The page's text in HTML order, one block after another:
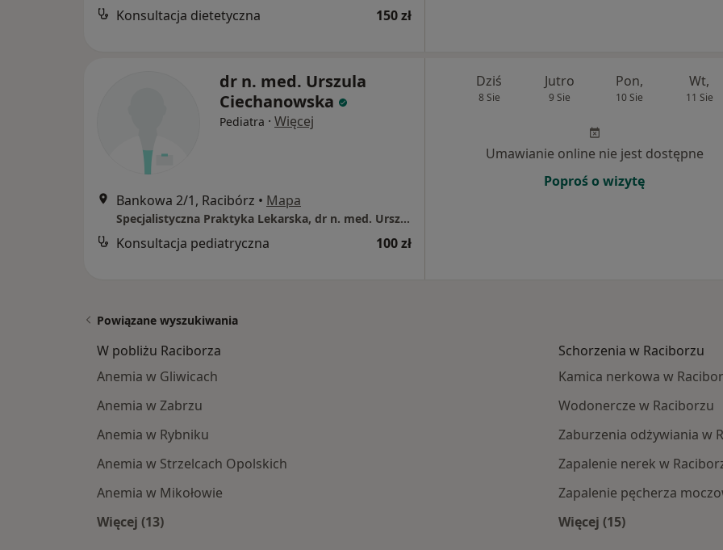
Konsultacja dietetyczna 150 zł
dr n. med. Urszula
Ciechanowska
Pediatra · Więcej
Bankowa 2/1, Racibórz • Mapa
Specjalistyczna Praktyka Lekarska, dr n. med. Urszula Ciechanowska
Konsultacja pediatryczna 100 zł
Dziś
8 Sie
Jutro
9 Sie
Pon,
10 Sie
Wt,
11 Sie
Umawianie online nie jest dostępne
Poproś o wizytę
Powiązane wyszukiwania
W pobliżu Raciborza
Anemia w Gliwicach
Anemia w Zabrzu
Anemia w Rybniku
Anemia w Strzelcach Opolskich
Anemia w Mikołowie
Więcej (13)
Schorzenia w Raciborzu
Kamica nerkowa w
Wodonercze w Raciborzu
Zaburzenia odżywiania w
Zapalenie nerek w
Zapalenie pęcherza
Więcej (15)